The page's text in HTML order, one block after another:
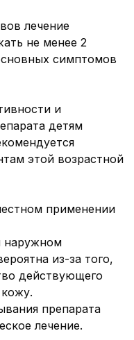
лечение
не менее 2
симптомов
и
детям
этой возрастной
применении
наружном
из-за того,
действующего
препарата
лечение.